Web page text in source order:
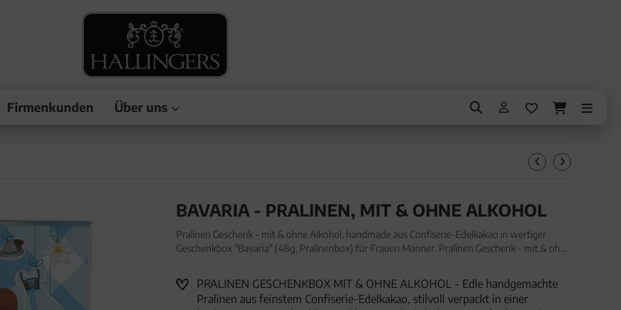
Firmenkunden Über uns
BAVARIA - PRALINEN, MIT & OHNE ALKOHOL
Pralinen Geschenk - mit & ohne Alkohol, handmade aus Confiserie-Edelkakao in wertiger
Geschenkbox "Bavaria" (48g, Pralinenbox) für Frauen Männer. Pralinen Geschenk - mit & ohne
PRALINEN GESCHENKBOX MIT & OHNE ALKOHOL - Edle handgemachte
Pralinen aus feinstem Confiserie-Edelkakao, stilvoll verpackt in einer